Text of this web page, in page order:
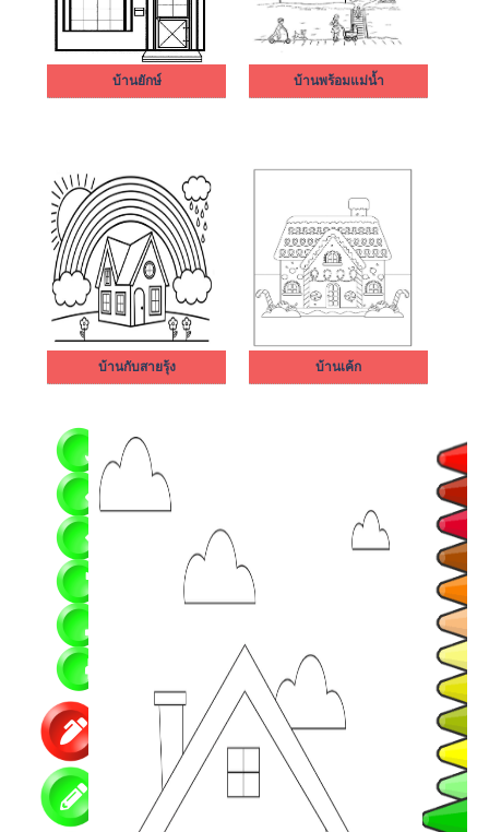
บ้านยักษ์ บ้านพร้อมแม่น้ำ
บ้านกับสายรุ้ง บ้านเค้ก